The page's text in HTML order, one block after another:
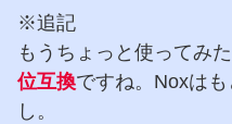
※追記
もうちょっと使ってみ
位互換ですね。Noxは
し。